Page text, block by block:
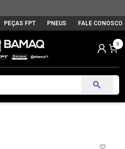
PEÇAS FPT PNEUS FALE CONOSCO
0